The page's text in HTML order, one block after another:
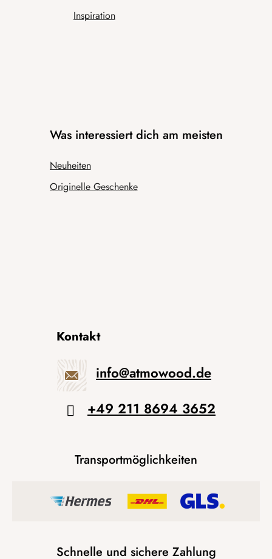
Inspiration
Was interessiert dich am meisten
Neuheiten
Originelle Geschenke
Kontakt
info@atmowood.de
+49 211 8694 3652
Transportmöglichkeiten
Schnelle und sichere Zahlung